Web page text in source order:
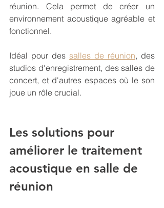
réunion. Cela permet de créer un
environnement acoustique agréable et
fonctionnel.
Idéal pour des salles de réunion, des
studios d'enregistrement, des salles de
concert, et d'autres espaces où le son
joue un rôle crucial.
Les solutions pour
améliorer le traitement
acoustique en salle de
réunion